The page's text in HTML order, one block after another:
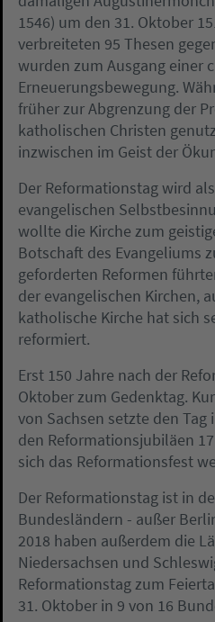
1546) um den 31. Oktober
verbreiteten 95 Thesen
wurden zum Ausgang einer
Erneuerungsbewegung.
früher zur Abgrenzung der
katholischen Christen
inzwischen im Geist der
Der Reformationstag wird
evangelischen
wollte die Kirche zum
Botschaft des Evangeliums
geforderten Reformen
der evangelischen Kirchen,
katholische Kirche hat sich
reformiert.
Erst 150 Jahre nach der
Oktober zum Gedenktag.
von Sachsen setzte den Tag
den Reformationsjubiläen
sich das Reformationsfest
Der Reformationstag ist in
Bundesländern - außer
2018 haben außerdem die
Niedersachsen und
Reformationstag zum
31. Oktober in 9 von 16